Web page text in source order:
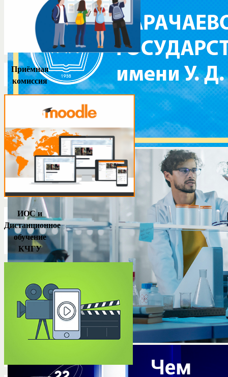
Приёмная
комиссия
ИОС и
Дистанционное
обучение
КЧГУ